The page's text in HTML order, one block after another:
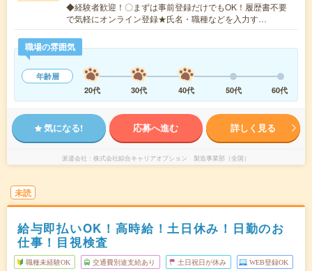
◆経験者歓迎！〇まずは事前登録だけでもOK！履歴書不要
で気軽にオンライン登録★氏名・職種などを入力す…
職場の雰囲気
年齢層
20代
30代 40代 50代 60代
気になる! 応募へ進む 詳しく見る
派遣会社 株式会社綜合キャリアオプション 製造事業部（全国）
未読
給与即払いOK！高時給！土日休み！日勤のお
仕事！目視検査
職種未経験OK 交通費別途支給あり 土日祝日が休み WEB登録OK